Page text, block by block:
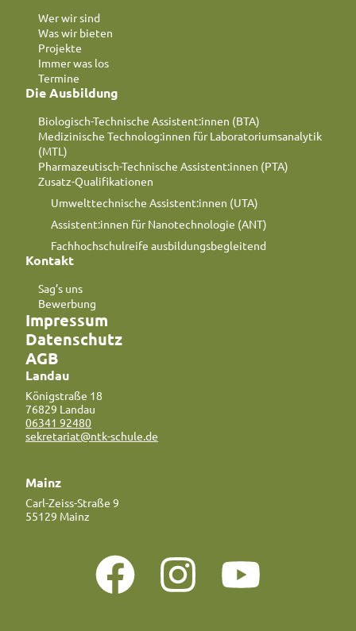
Wer wir sind
Was wir bieten
Projekte
Immer was los
Termine
Die Ausbildung
Biologisch-Technische Assistent:innen (BTA)
Medizinische Technolog:innen für Laboratoriumsanalytik
(MTL)
Pharmazeutisch-Technische Assistent:innen (PTA)
Zusatz-Qualifikationen
Umwelttechnische Assistent:innen (UTA)
Assistent:innen für Nanotechnologie (ANT)
Fachhochschulreife ausbildungsbegleitend
Kontakt
Sag’s uns
Bewerbung
Impressum
Datenschutz
AGB
Landau
Königstraße 18
76829 Landau
06341 92480
sekretariat@ntk-schule.de
Mainz
Carl-Zeiss-Straße 9
55129 Mainz